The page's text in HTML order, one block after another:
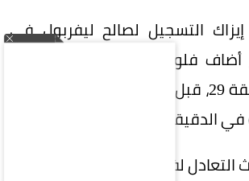
التسجيل لصالح ليفربول في
16، ثم أضاف فلوريان فيرتز الهدف الثاني
للريدز في الدقيقة 29، قبل أن يقلص جولوفين أندريه
44 من ركلة جزاء.
التعادل لفريق موناكو في الدقيقة